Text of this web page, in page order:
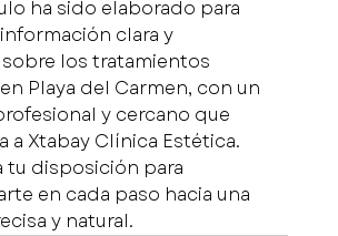
ha sido elaborado para
clara y
los tratamientos
Playa del Carmen, con un
y cercano que
a Xtabay Clínica Estética.
tu disposición para
en cada paso hacia una
y natural.